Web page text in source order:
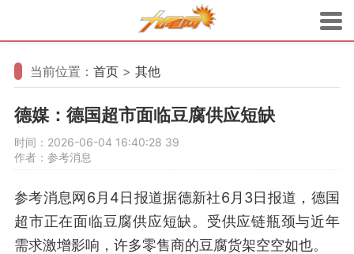
当前位置： 首页 > 其他
德媒：德国超市面临豆腐供应短缺
时间：2026-06-04 16:40:28 39
作者：参考消息
参考消息网6月4日报道据德新社6月3日报道，德国
超市正在面临豆腐供应短缺。受供应链瓶颈与近年
需求激增影响，许多零售商的豆腐货架空空如也。